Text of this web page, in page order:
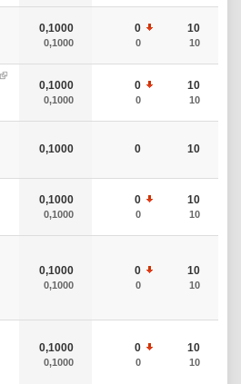
0,1000
0,1000
0
0
10
10
0,1000
0,1000
0
0
10
10
0,1000 0 10
0,1000
0,1000
0
0
10
10
0,1000
0,1000
0
0
10
10
0,1000
0,1000
0
0
10
10